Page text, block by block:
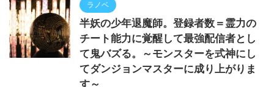
ラノベ
半妖の少年退魔師。登録者数＝霊力の
チート能力に覚醒して最強配信者とし
て鬼バズる。～モンスターを式神にし
てダンジョンマスターに成り上がりま
す～